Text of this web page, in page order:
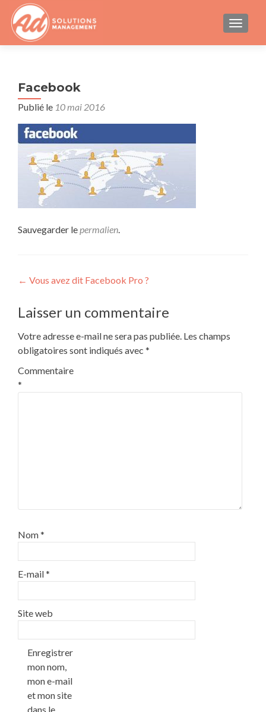
Facebook
Publié le 10 mai 2016
Sauvegarder lepermalien.
Navigation
de
l’article
← Vous avez dit Facebook Pro ?
Laisser un commentaire
Votre adresse e-mail ne sera pas publiée. Les champs
obligatoires sont indiqués avec *
Commentaire
*
Nom*
E-mail*
Site web
Enregistrer
mon nom,
mon e-mail
et mon site
dans le